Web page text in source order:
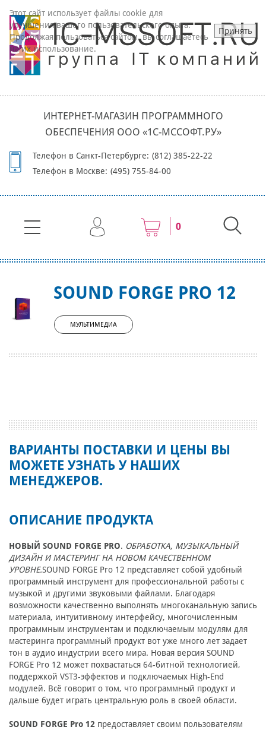
ИНТЕРНЕТ-МАГАЗИН ПРОГРАММНОГО
ОБЕСПЕЧЕНИЯ ООО «1С-МССОФТ.РУ»
Телефон в Санкт-Петербурге: (812) 385-22-22
Телефон в Москве: (495) 755-84-00
0
SOUND FORGE PRO 12
МУЛЬТИМЕДИА
ВАРИАНТЫ ПОСТАВКИ И ЦЕНЫ ВЫ
МОЖЕТЕ УЗНАТЬ У НАШИХ
МЕНЕДЖЕРОВ.
ОПИСАНИЕ ПРОДУКТА
НОВЫЙ SOUND FORGE PRO. ОБРАБОТКА, МУЗЫКАЛЬНЫЙ
ДИЗАЙН И МАСТЕРИНГ НА НОВОМ КАЧЕСТВЕННОМ
УРОВНЕ.SOUND FORGE Pro 12 представляет собой удобный
программный инструмент для профессиональной работы с
музыкой и другими звуковыми файлами. Благодаря
возможности качественно выполнять многоканальную запись
материала, интуитивному интерфейсу, многочисленным
программным инструментам и подключаемым модулям для
мастеринга программный продукт вот уже много лет задает
тон в аудио индустрии всего мира. Новая версия SOUND
FORGE Pro 12 может похвастаться 64-битной технологией,
поддержкой VST3-эффектов и подключаемых High-End
модулей. Всё говорит о том, что программный продукт и
дальше будет играть центральную роль в своей области.
SOUND FORGE Pro 12 предоставляет своим пользователям
Этот сайт использует файлы cookie для
улучшения вашего пользовательского опыта.
Продолжая пользоваться сайтом, вы соглашаетесь
на их использование.
Принять